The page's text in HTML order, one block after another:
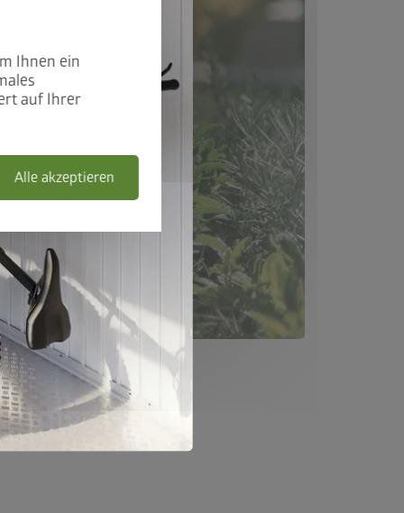
Ihnen ein
auf Ihrer
Alle akzeptieren